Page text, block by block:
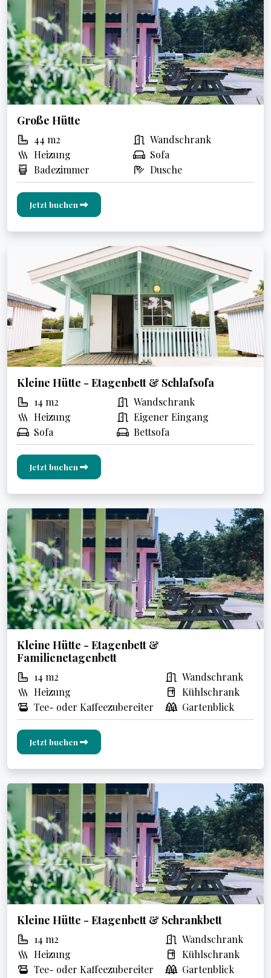
Große Hütte
44 m2
Wandschrank
Heizung
Sofa
Badezimmer
Dusche
Jetzt buchen
Kleine Hütte - Etagenbett & Schlafsofa
14 m2
Wandschrank
Heizung
Eigener Eingang
Sofa
Bettsofa
Jetzt buchen
Kleine Hütte - Etagenbett &
Familienetagenbett
14 m2
Wandschrank
Heizung
Kühlschrank
Tee- oder Kaffeezubereiter
Gartenblick
Jetzt buchen
Kleine Hütte - Etagenbett & Schrankbett
14 m2
Wandschrank
Heizung
Kühlschrank
Tee- oder Kaffeezubereiter
Gartenblick